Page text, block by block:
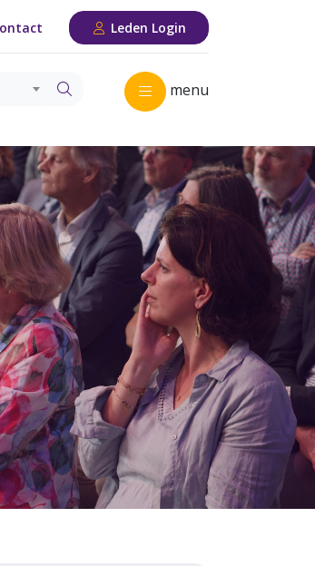
Leden Login
menu